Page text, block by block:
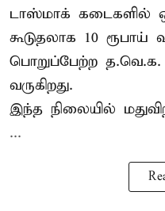
டாஸ்மாக் கடைகளில்
கூடுதலாக 10 ரூபாய்
பொறுப்பேற்ற த.வெ.க.
வருகிறது.
இந்த நிலையில்
...